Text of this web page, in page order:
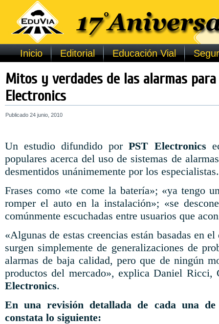
Inicio Editorial Educación Vial
Mitos y verdades de las alarmas para
Electronics
Publicado 24 junio, 2010
Un estudio difundido porPST Electronics
populares acerca del uso de sistemas de
desmentidos unánimemente por los especialistas.
Frases como «te come la batería»; «ya tengo
romper el auto en la instalación»; «se
comúnmente escuchadas entre usuarios que
«Algunas de estas creencias están basadas en
surgen simplemente de generalizaciones de
alarmas de baja calidad, pero que de ningún
productos del mercado», explica Daniel Ricci,
Electronics.
En una revisión detallada de cada una de
constata lo siguiente: